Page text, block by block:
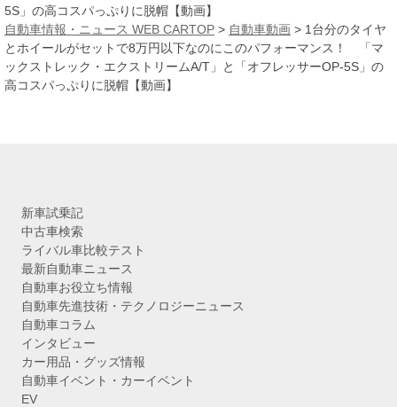
5S」の高コスパっぷりに脱帽【動画】
自動車情報・ニュース WEB CARTOP > 自動車動画 > 1台分のタイヤ
とホイールがセットで8万円以下なのにこのパフォーマンス！ 「マ
ックストレック・エクストリームA/T」と「オフレッサーOP-5S」の
高コスパっぷりに脱帽【動画】
新車試乗記
中古車検索
ライバル車比較テスト
最新自動車ニュース
自動車お役立ち情報
自動車先進技術・テクノロジーニュース
自動車コラム
インタビュー
カー用品・グッズ情報
自動車イベント・カーイベント
EV